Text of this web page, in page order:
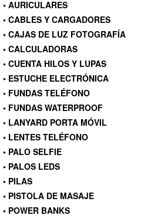
• AURICULARES
• CABLES Y CARGADORES
• CAJAS DE LUZ FOTOGRAFÍA
• CALCULADORAS
• CUENTA HILOS Y LUPAS
• ESTUCHE ELECTRÓNICA
• FUNDAS TELÉFONO
• FUNDAS WATERPROOF
• LANYARD PORTA MÓVIL
• LENTES TELÉFONO
• PALO SELFIE
• PALOS LEDS
• PILAS
• PISTOLA DE MASAJE
• POWER BANKS